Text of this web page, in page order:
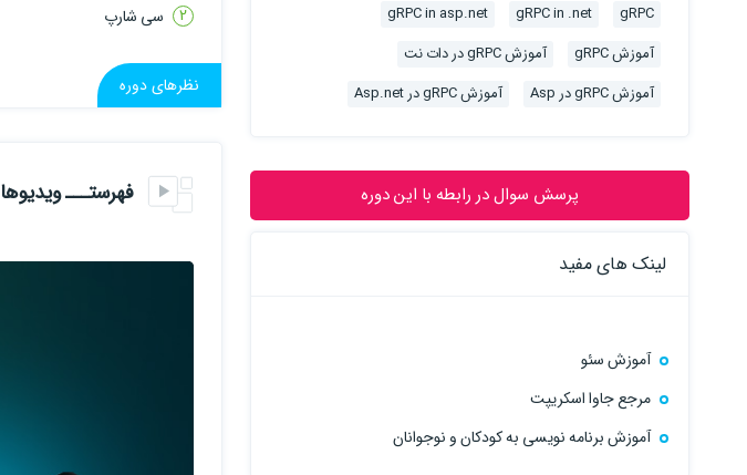
2. بررسی HTTP 2
3. بررسی protocol buffers
4. بررسی gRPC Server و gRPC Client
6. بررسی کامل روش های نوشتن RPC متد
سی شارپ
نظرهای دوره
فهرستـــ ویدیوها
gRPC
gRPC in .net
gRPC in asp.net
آموزش gRPC
آموزش gRPC در دات نت
آموزش gRPC در Asp
آموزش gRPC در Asp.net
پرسش سوال در رابطه با این دوره
لینک های مفید
آموزش سئو
مرجع جاوا اسکریپت
آموزش برنامه نویسی به کودکان و نوجوانان